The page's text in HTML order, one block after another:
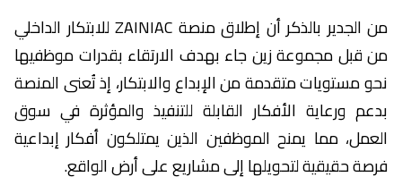
من الجدير بالذكر أن إطلاق منصة ZAINIAC للابتكار الداخلي
من قبل مجموعة زين جاء بهدف الارتقاء بقدرات موظفيها
نحو مستويات متقدمة من الإبداع والابتكار، إذ تُعنى المنصة
بدعم ورعاية الأفكار القابلة للتنفيذ والمؤثرة في سوق
العمل، مما يمنح الموظفين الذين يمتلكون أفكار إبداعية
فرصة حقيقية لتحويلها إلى مشاريع على أرض الواقع.